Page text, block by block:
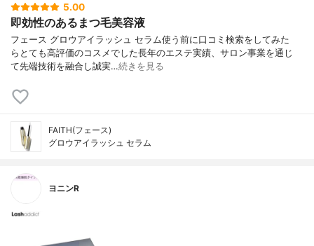
5.00
即効性のあるまつ毛美容液
フェース グロウアイラッシュ セラム 使う前に口コミ検索をしてみた
ら とても高評価のコスメでした 長年のエステ実績、サロン事業を通じ
て 先端技術を融合し誠実…続きを見る
FAITH(フェース)
グロウアイラッシュ セラム
ヨニンR